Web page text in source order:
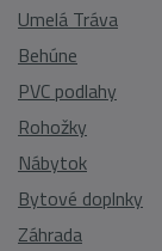
Umelá Tráva
Behúne
PVC podlahy
Rohožky
Nábytok
Bytové doplnky
Záhrada